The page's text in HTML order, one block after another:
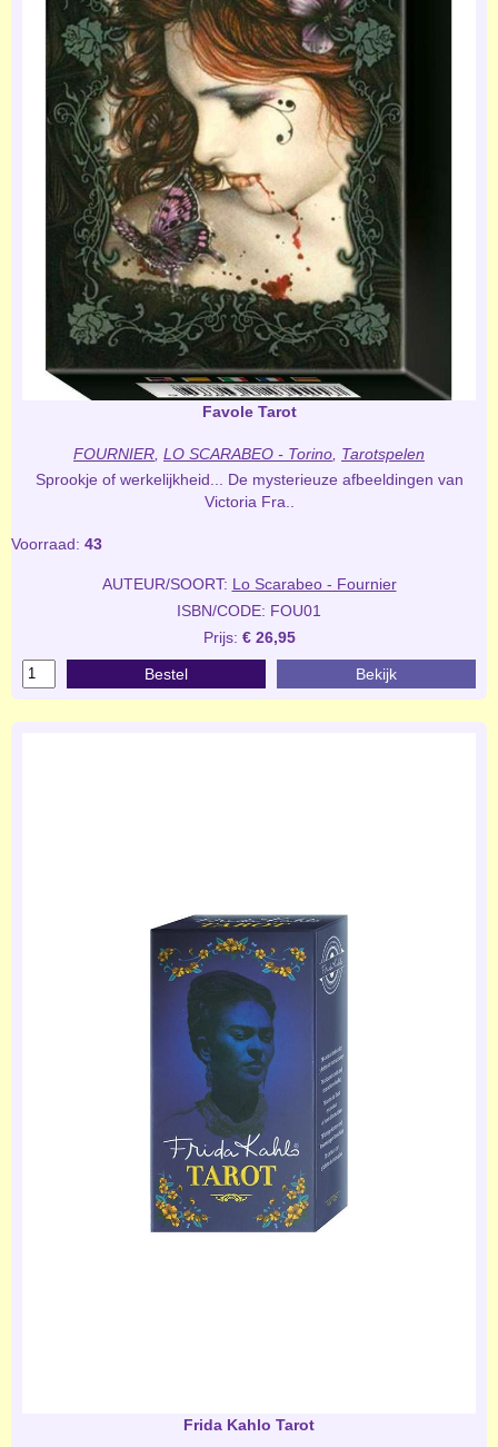
Favole Tarot
FOURNIER LO SCARABEO - Torino Tarotspelen
Sprookje of werkelijkheid... De mysterieuze afbeeldingen van
Victoria Fra..
Voorraad: 43
AUTEUR/SOORT: Lo Scarabeo - Fournier
ISBN/CODE: FOU01
Prijs: € 26,95
Bestel Bekijk
Frida Kahlo Tarot